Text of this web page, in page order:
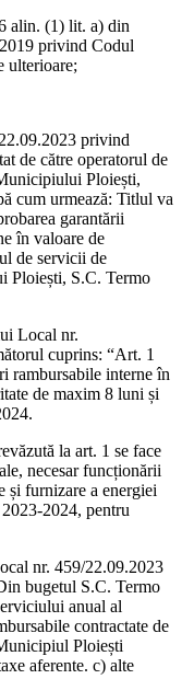
alin. (1) lit. a) din
privind Codul
ulterioare;
privind
de către operatorul de
Ploiești,
cum urmează: Titlul va
garantării
în valoare de
de servicii de
Ploiești, S.C. Termo
Local nr.
cuprins: “Art. 1
rambursabile interne în
de maxim 8 luni și
la art. 1 se face
necesar funcționării
și furnizare a energiei
2024, pentru
nr. 459/22.09.2023
bugetul S.C. Termo
anual al
contractate de
Ploiești
aferente. c) alte